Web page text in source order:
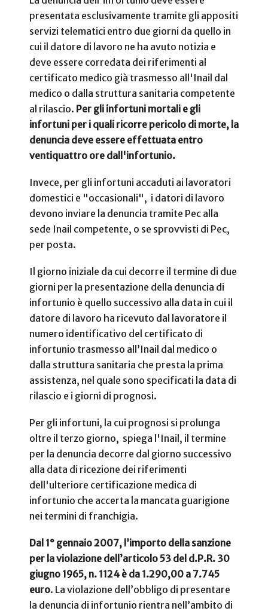
presentata esclusivamente tramite gli appositi
servizi telematici entro due giorni da quello in
cui il datore di lavoro ne ha avuto notizia e
deve essere corredata dei riferimenti al
certificato medico già trasmesso all'Inail dal
medico o dalla struttura sanitaria competente
al rilascio. Per gli infortuni mortali e gli
infortuni per i quali ricorre pericolo di morte, la
denuncia deve essere effettuata entro
ventiquattro ore dall'infortunio.
Invece, per gli infortuni accaduti ai lavoratori
domestici e "occasionali", i datori di lavoro
devono inviare la denuncia tramite Pec alla
sede Inail competente, o se sprovvisti di Pec,
per posta.
Il giorno iniziale da cui decorre il termine di due
giorni per la presentazione della denuncia di
infortunio è quello successivo alla data in cui il
datore di lavoro ha ricevuto dal lavoratore il
numero identificativo del certificato di
infortunio trasmesso all’Inail dal medico o
dalla struttura sanitaria che presta la prima
assistenza, nel quale sono specificati la data di
rilascio e i giorni di prognosi.
Per gli infortuni, la cui prognosi si prolunga
oltre il terzo giorno, spiega l'Inail, il termine
per la denuncia decorre dal giorno successivo
alla data di ricezione dei riferimenti
dell'ulteriore certificazione medica di
infortunio che accerta la mancata guarigione
nei termini di franchigia.
Dal 1° gennaio 2007, l’importo della sanzione
per la violazione dell’articolo 53 del d.P.R. 30
giugno 1965, n. 1124 è da 1.290,00 a 7.745
euro. La violazione dell’obbligo di presentare
la denuncia di infortunio rientra nell’ambito di